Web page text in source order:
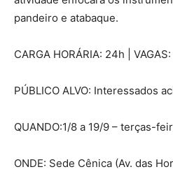
pandeiro e atabaque.
CARGA HORÁRIA: 24h | VAGAS:
PÚBLICO ALVO: Interessados
QUANDO:1/8 a 19/9 – terças-
ONDE: Sede Cênica (Av. das